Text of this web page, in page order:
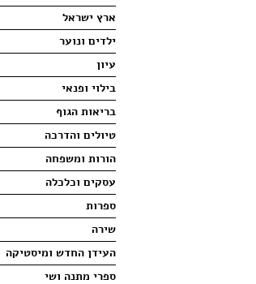
ארץ ישראל
ילדים ונוער
עיון
בילוי ופנאי
בריאות הגוף
טיולים והדרכה
הורות ומשפחה
עסקים וכלכלה
ספרות
שירה
העידן החדש ומיסטיקה
ספרי מתנה ושי